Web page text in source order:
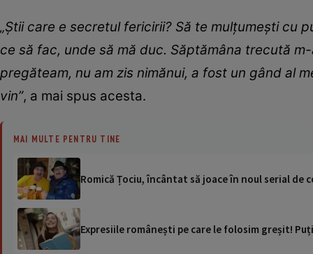
„Știi care e secretul fericirii? Să te mulțumești cu
ce să fac, unde să mă duc. Săptămâna trecută
pregăteam, nu am zis nimănui, a fost un gând al
vin”, a mai spus acesta.
MAI MULTE PENTRU TINE
Romică Țociu, încântat să joace în noul serial de
Expresiile românești pe care le folosim greșit!